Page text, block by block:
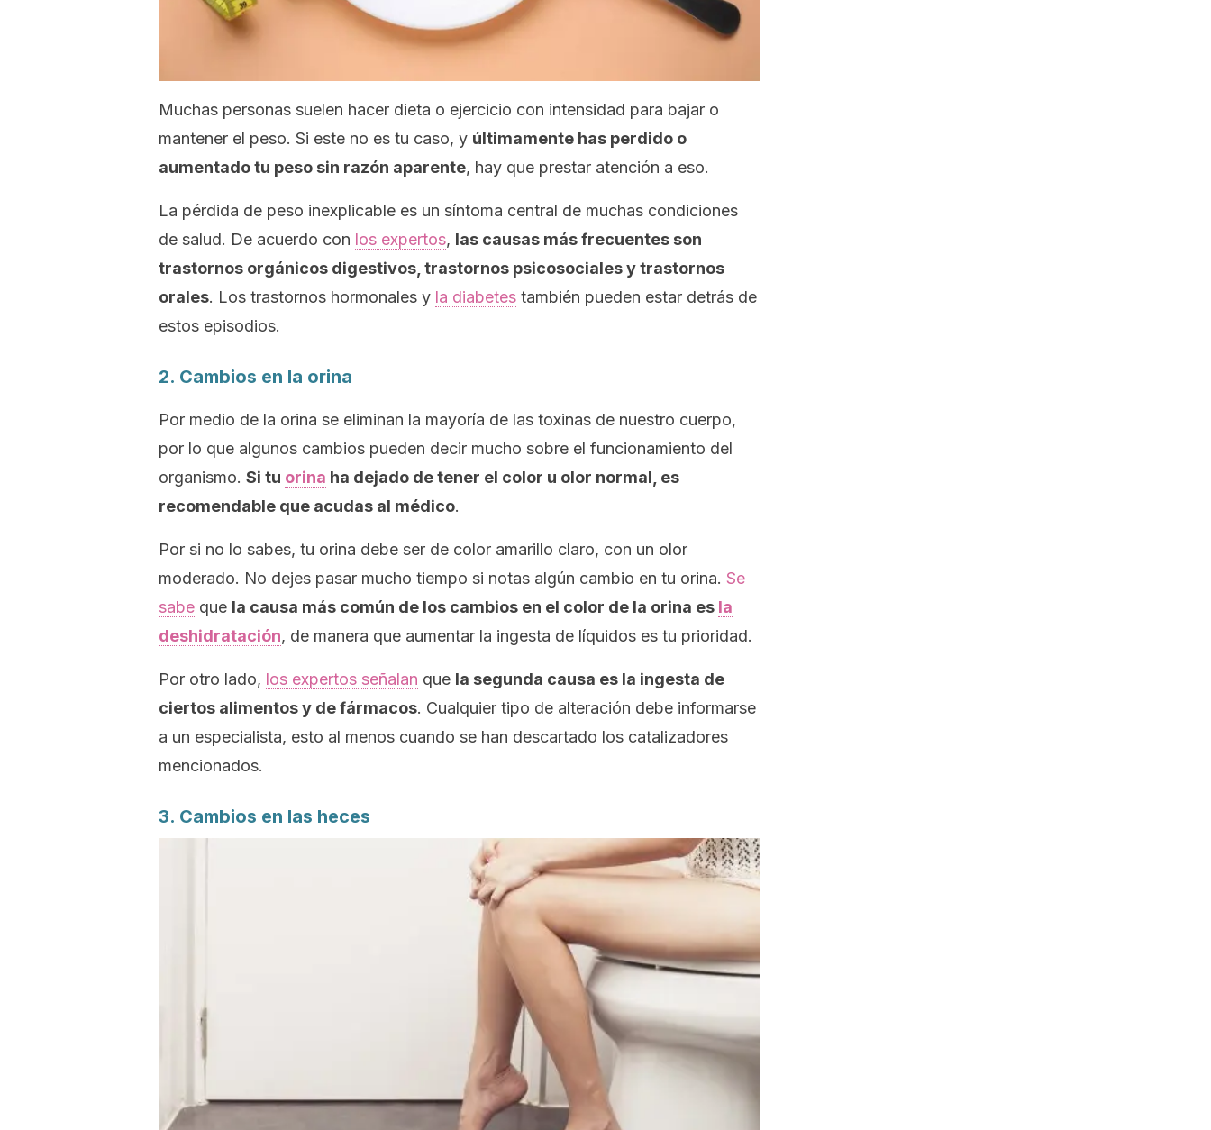
Muchas personas suelen hacer dieta o ejercicio con intensidad para bajar o
mantener el peso. Si este no es tu caso, y últimamente has perdido o
aumentado tu peso sin razón aparente, hay que prestar atención a eso.
La pérdida de peso inexplicable es un síntoma central de muchas condiciones
de salud. De acuerdo con los expertos, las causas más frecuentes son
trastornos orgánicos digestivos, trastornos psicosociales y trastornos
orales. Los trastornos hormonales y la diabetes también pueden estar detrás de
estos episodios.
2. Cambios en la orina
Por medio de la orina se eliminan la mayoría de las toxinas de nuestro cuerpo,
por lo que algunos cambios pueden decir mucho sobre el funcionamiento del
organismo. Si tu orina ha dejado de tener el color u olor normal, es
recomendable que acudas al médico.
Por si no lo sabes, tu orina debe ser de color amarillo claro, con un olor
moderado. No dejes pasar mucho tiempo si notas algún cambio en tu orina. Se
sabe que la causa más común de los cambios en el color de la orina es la
deshidratación, de manera que aumentar la ingesta de líquidos es tu prioridad.
Por otro lado, los expertos señalan que la segunda causa es la ingesta de
ciertos alimentos y de fármacos. Cualquier tipo de alteración debe informarse
a un especialista, esto al menos cuando se han descartado los catalizadores
mencionados.
3. Cambios en las heces